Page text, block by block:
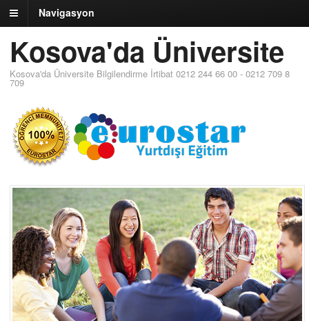
Navigasyon
Kosova'da Üniversite
Kosova'da Üniversite Bilgilendirme İrtibat 0212 244 66 00 - 0212 709 8
709